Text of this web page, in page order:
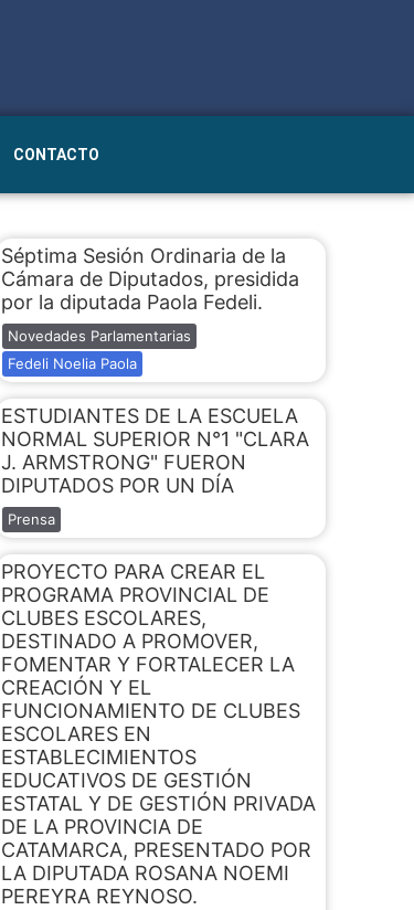
CONTACTO
Séptima Sesión Ordinaria de la
Cámara de Diputados, presidida
por la diputada Paola Fedeli.
Novedades Parlamentarias
Fedeli Noelia Paola
ESTUDIANTES DE LA ESCUELA
NORMAL SUPERIOR N°1 "CLARA
J. ARMSTRONG" FUERON
DIPUTADOS POR UN DÍA
Prensa
PROYECTO PARA CREAR EL
PROGRAMA PROVINCIAL DE
CLUBES ESCOLARES,
DESTINADO A PROMOVER,
FOMENTAR Y FORTALECER LA
CREACIÓN Y EL
FUNCIONAMIENTO DE CLUBES
ESCOLARES EN
ESTABLECIMIENTOS
EDUCATIVOS DE GESTIÓN
ESTATAL Y DE GESTIÓN PRIVADA
DE LA PROVINCIA DE
CATAMARCA, PRESENTADO POR
LA DIPUTADA ROSANA NOEMI
PEREYRA REYNOSO.